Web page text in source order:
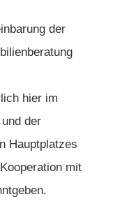
der
hier im
der
Hauptplatzes
mit